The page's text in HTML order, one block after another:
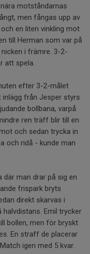
motståndarnas
men fångas upp av
en liten vinkling mot
till Herman som var på
i främre. 3-2-
att spela.
efter 3-2-målet
från Jesper styrs
bollbana, varpå
ren träff blir till en
och sedan trycka in
och ridå - kunde man
där man drar på sig en
frispark bryts
direkt skarvas i
Emil trycker
bollen, men för bryskt
En straff de placerar
igen med 5 kvar.